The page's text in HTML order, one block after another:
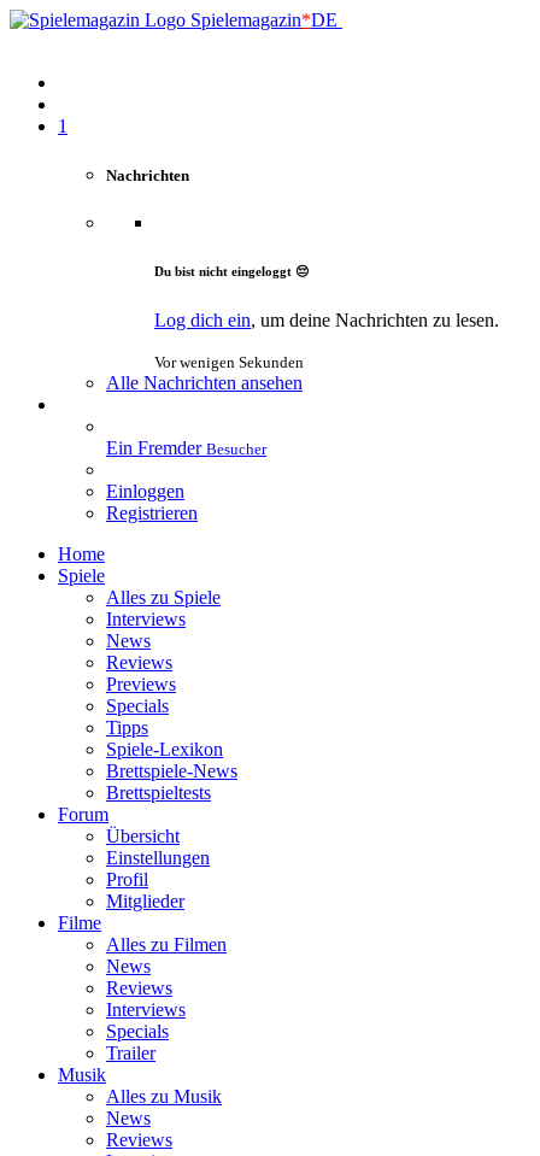
Spielemagazin*DE
1
Nachrichten
Du bist nicht eingeloggt 😔
Log dich ein, um deine Nachrichten zu lesen.
Vor wenigen Sekunden
Alle Nachrichten ansehen
Ein Fremder Besucher
Einloggen
Registrieren
Home
Spiele
Alles zu Spiele
Interviews
News
Reviews
Previews
Specials
Tipps
Spiele-Lexikon
Brettspiele-News
Brettspieltests
Forum
Übersicht
Einstellungen
Profil
Mitglieder
Filme
Alles zu Filmen
News
Reviews
Interviews
Specials
Trailer
Musik
Alles zu Musik
News
Reviews